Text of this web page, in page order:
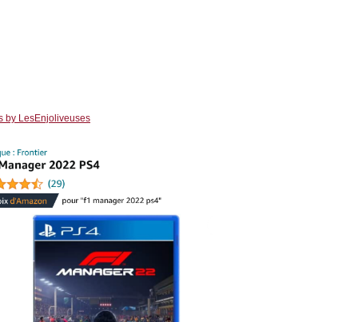
by LesEnjoliveuses